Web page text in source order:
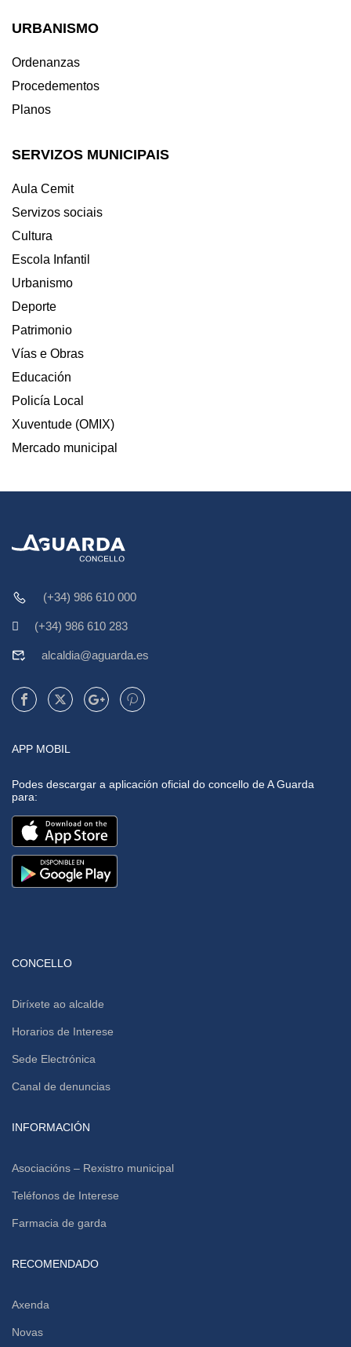
URBANISMO
Ordenanzas
Procedementos
Planos
SERVIZOS MUNICIPAIS
Aula Cemit
Servizos sociais
Cultura
Escola Infantil
Urbanismo
Deporte
Patrimonio
Vías e Obras
Educación
Policía Local
Xuventude (OMIX)
Mercado municipal
(+34) 986 610 000
(+34) 986 610 283
alcaldia@aguarda.es
APP MOBIL
Podes descargar a aplicación oficial do concello de A Guarda
para:
CONCELLO
Diríxete ao alcalde
Horarios de Interese
Sede Electrónica
Canal de denuncias
INFORMACIÓN
Asociacións – Rexistro municipal
Teléfonos de Interese
Farmacia de garda
RECOMENDADO
Axenda
Novas